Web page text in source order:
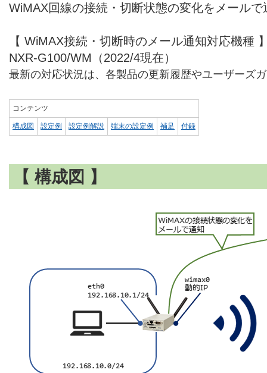
WiMAX回線の接続・切断状態の変化をメール
【 WiMAX接続・切断時のメール通知対応機種
NXR-G100/WM（2022/4現在）
最新の対応状況は、各製品の更新履歴やユーザーズ
コンテンツ
構成図 設定例 設定例解説 端末の設定例 補足 付録
【 構成図 】